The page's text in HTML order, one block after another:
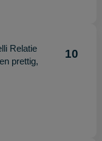
Relatie
prettig,
10